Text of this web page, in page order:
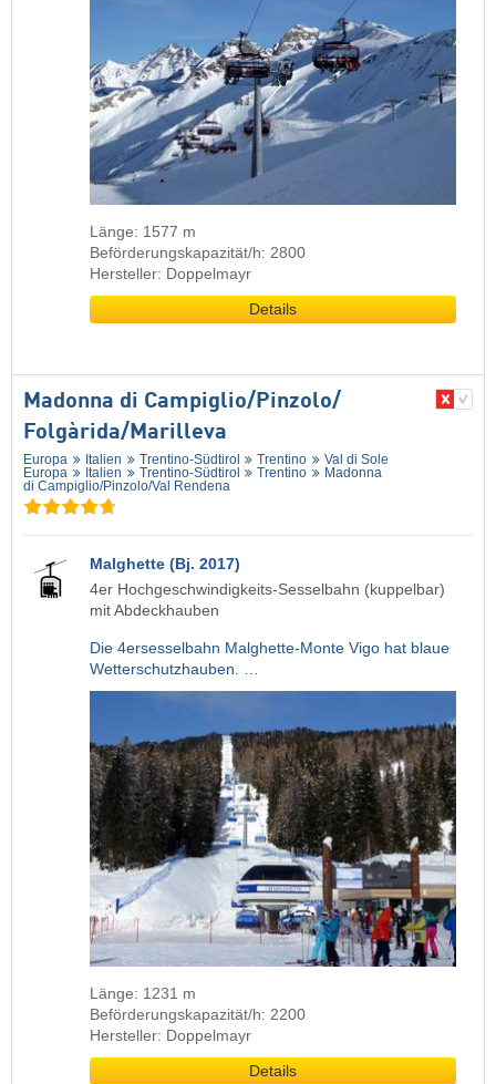
Länge: 1577 m
Beförderungskapazität/h: 2800
Hersteller: Doppelmayr
Details
Madonna di Campiglio/​Pinzolo/​
Folgàrida/​Marilleva
Europa Italien Trentino-Südtirol Trentino
Val di Sole
Europa
Italien Trentino-Südtirol Trentino
Madonna
di Campiglio/​Pinzolo/​Val Rendena
Malghette (Bj. 2017)
4er Hochgeschwindigkeits-Sesselbahn (kuppelbar)
mit Abdeckhauben
Die 4ersesselbahn Malghette-Monte Vigo hat blaue
Wetterschutzhauben. …
Länge: 1231 m
Beförderungskapazität/h: 2200
Hersteller: Doppelmayr
Details